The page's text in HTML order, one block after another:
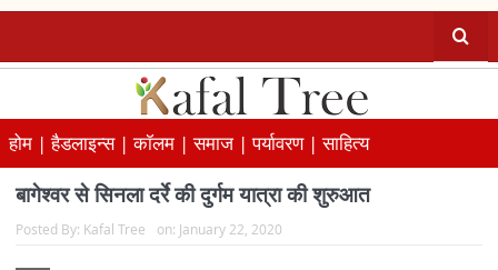
होम |हैडलाइन्स |कॉलम |समाज |पर्यावरण |साहित्य
बागेश्वर से सिनला दर्रे की दुर्गम यात्रा की शुरुआत
Posted By: Kafal Tree on: January 22, 2020